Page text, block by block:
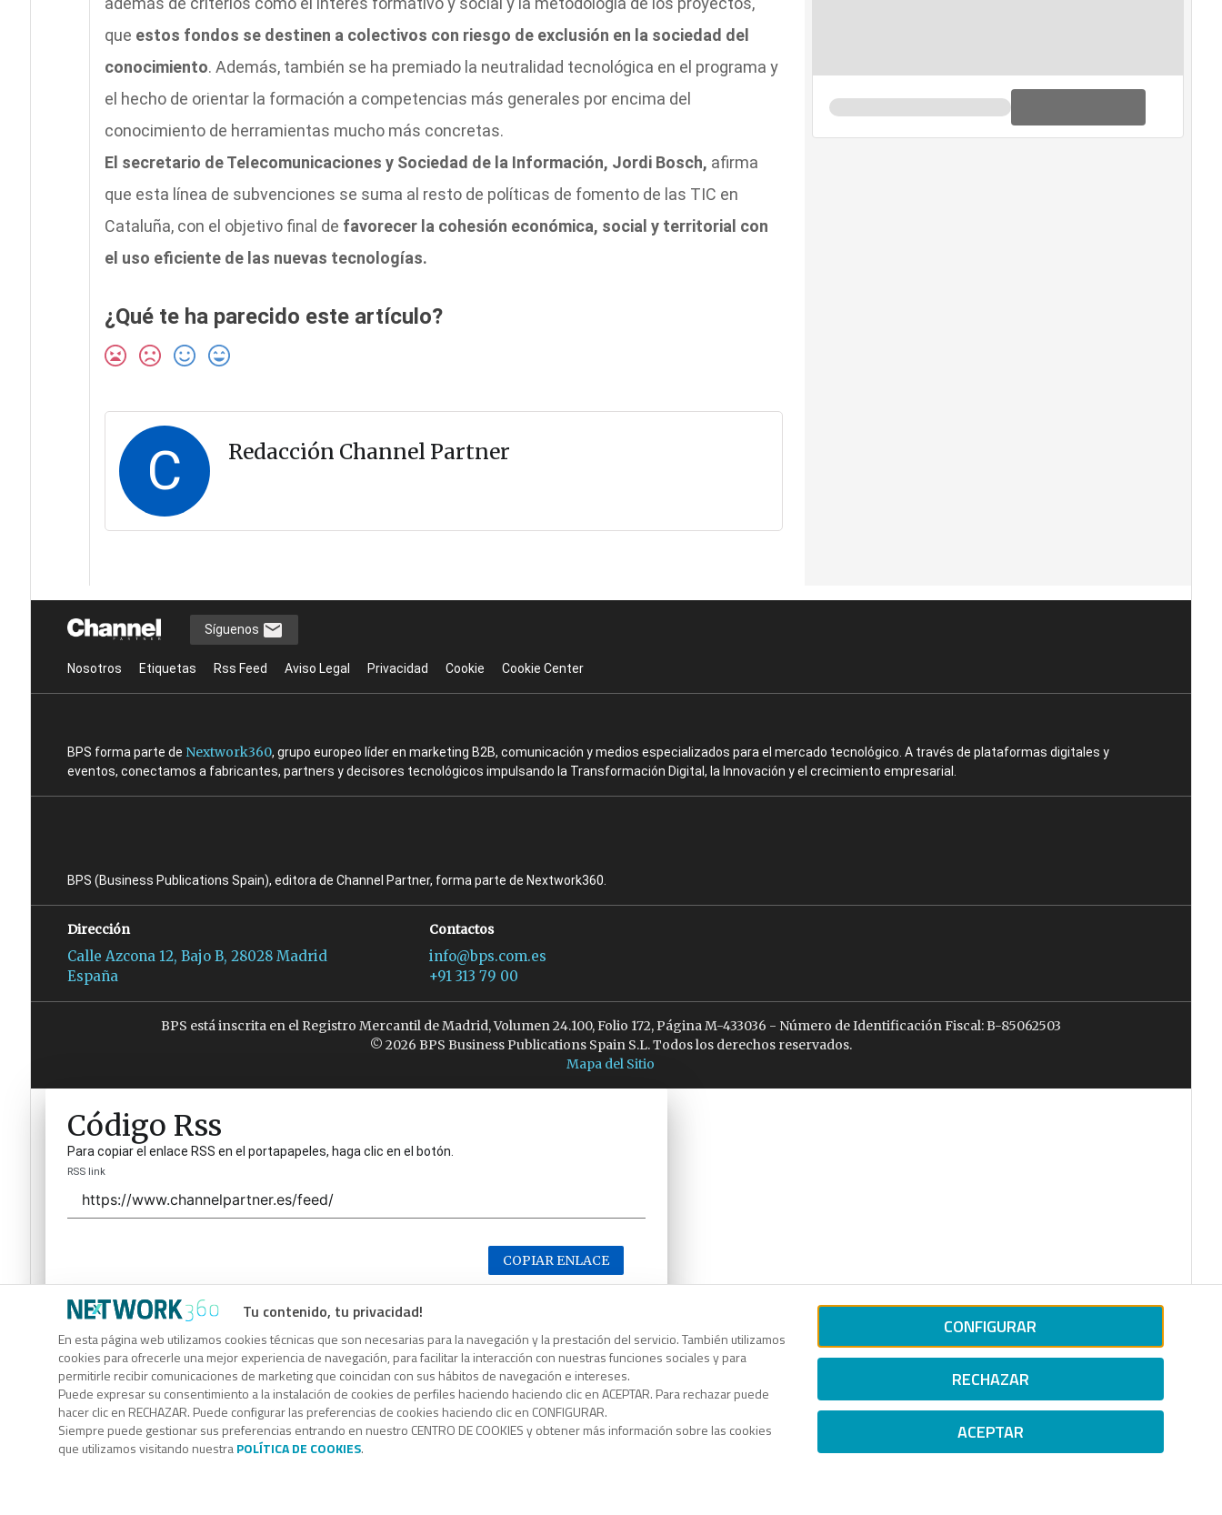
que estos fondos se destinen a colectivos con riesgo de exclusión en la sociedad del
conocimiento. Además, también se ha premiado la neutralidad tecnológica en el programa y
el hecho de orientar la formación a competencias más generales por encima del
conocimiento de herramientas mucho más concretas.
El secretario de Telecomunicaciones y Sociedad de la Información, Jordi Bosch, afirma
que esta línea de subvenciones se suma al resto de políticas de fomento de las TIC en
Cataluña, con el objetivo final de favorecer la cohesión económica, social y territorial con
el uso eficiente de las nuevas tecnologías.
¿Qué te ha parecido este artículo?
C Redacción Channel Partner
Tu contenido, tu privacidad!
En esta página web utilizamos cookies técnicas que son necesarias para la navegación y la prestación del servicio. También utilizamos
cookies para ofrecerle una mejor experiencia de navegación, para facilitar la interacción con nuestras funciones sociales y para
permitirle recibir comunicaciones de marketing que coincidan con sus hábitos de navegación e intereses.
Puede expresar su consentimiento a la instalación de cookies de perfiles haciendo haciendo clic en ACEPTAR. Para rechazar puede
hacer clic en RECHAZAR. Puede configurar las preferencias de cookies haciendo clic en CONFIGURAR.
Siempre puede gestionar sus preferencias entrando en nuestro CENTRO DE COOKIES y obtener más información sobre las cookies
que utilizamos visitando nuestraPOLÍTICA DE COOKIES.
CONFIGURAR
RECHAZAR
ACEPTAR
Síguenos
Nosotros Etiquetas Rss Feed Aviso Legal Privacidad Cookie Cookie Center
BPS forma parte de Nextwork360, grupo europeo líder en marketing B2B, comunicación y medios especializados para el mercado tecnológico. A través de plataformas digitales y
eventos, conectamos a fabricantes, partners y decisores tecnológicos impulsando la Transformación Digital, la Innovación y el crecimiento empresarial.
BPS (Business Publications Spain), editora de Channel Partner, forma parte de Nextwork360.
Dirección
Calle Azcona 12, Bajo B, 28028 Madrid
España
Contactos
info@bps.com.es
+91 313 79 00
BPS está inscrita en el Registro Mercantil de Madrid, Volumen 24.100, Folio 172, Página M-433036 - Número de Identificación Fiscal: B-85062503
© 2026 BPS Business Publications Spain S.L. Todos los derechos reservados.
Mapa del Sitio
Código Rss
Para copiar el enlace RSS en el portapapeles, haga clic en el botón.
RSS link
COPIAR ENLACE
Código Rss
Para copiar el enlace RSS en el portapapeles, haga clic en el botón.